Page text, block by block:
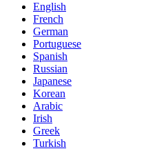
English
French
German
Portuguese
Spanish
Russian
Japanese
Korean
Arabic
Irish
Greek
Turkish